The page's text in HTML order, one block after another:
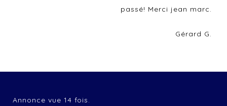
passé! Merci jean marc.
Gérard G.
Annonce vue 14 fois.